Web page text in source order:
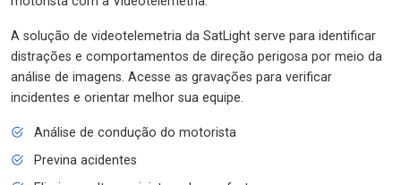
A solução de videotelemetria da SatLight serve para identificar
distrações e comportamentos de direção perigosa por meio da
análise de imagens. Acesse as gravações para verificar
incidentes e orientar melhor sua equipe.
Análise de condução do motorista
Previna acidentes